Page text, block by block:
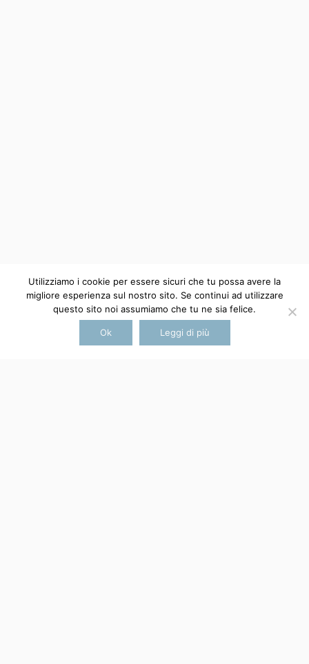
Utilizziamo i cookie per essere sicuri che tu possa avere la
migliore esperienza sul nostro sito. Se continui ad utilizzare
questo sito noi assumiamo che tu ne sia felice.
Ok Leggi di più